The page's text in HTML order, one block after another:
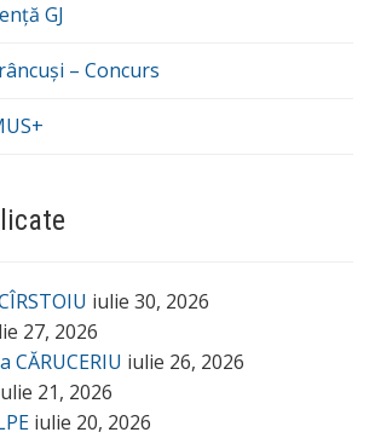
GJ
– Concurs
iulie 30, 2026
27, 2026
iulie 26, 2026
21, 2026
iulie 20, 2026